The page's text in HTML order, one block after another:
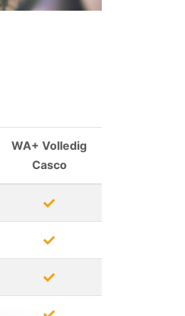
WA+ Volledig
Casco